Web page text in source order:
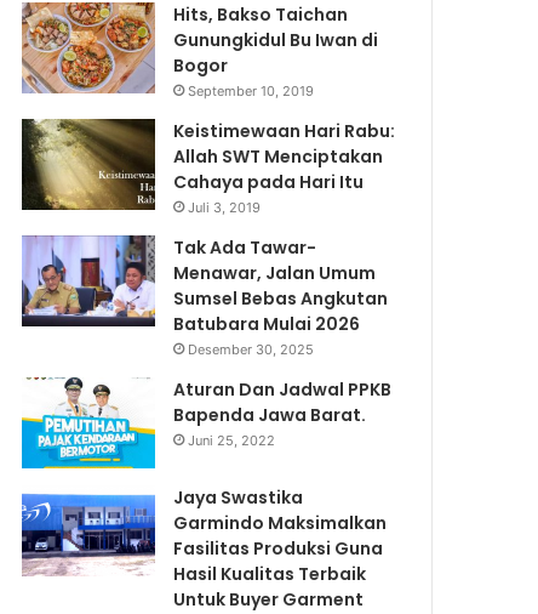
Hits, Bakso Taichan
Gunungkidul Bu Iwan di
Bogor
September 10, 2019
Keistimewaan Hari Rabu:
Allah SWT Menciptakan
Cahaya pada Hari Itu
Juli 3, 2019
Tak Ada Tawar-
Menawar, Jalan Umum
Sumsel Bebas Angkutan
Batubara Mulai 2026
Desember 30, 2025
Aturan Dan Jadwal PPKB
Bapenda Jawa Barat.
Juni 25, 2022
Jaya Swastika
Garmindo Maksimalkan
Fasilitas Produksi Guna
Hasil Kualitas Terbaik
Untuk Buyer Garment